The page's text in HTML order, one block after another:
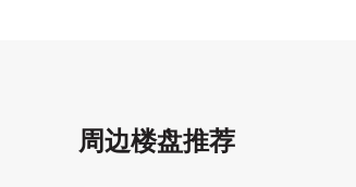
周边楼盘推荐